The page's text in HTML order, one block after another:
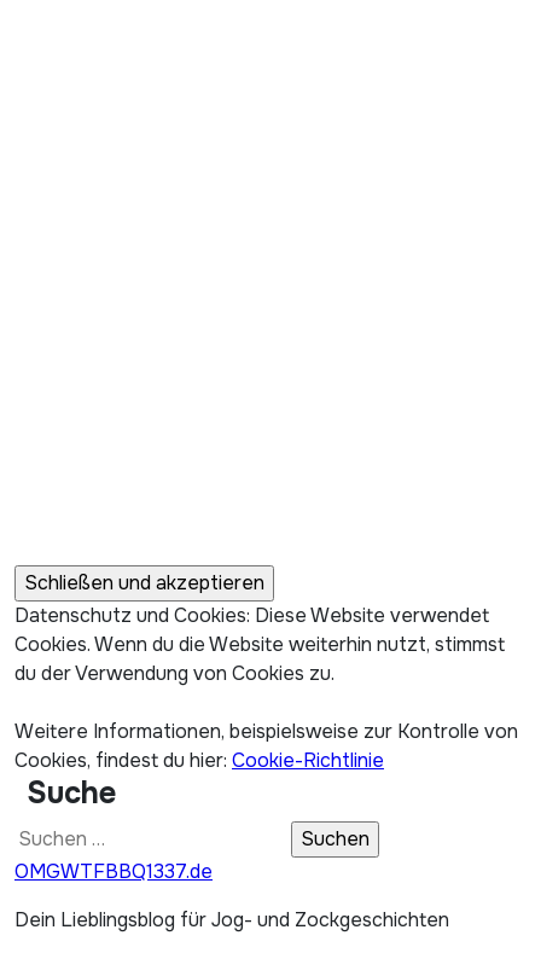
Datenschutz und Cookies: Diese Website verwendet
Cookies. Wenn du die Website weiterhin nutzt, stimmst
du der Verwendung von Cookies zu.
Weitere Informationen, beispielsweise zur Kontrolle von
Cookies, findest du hier: Cookie-Richtlinie
Suche
Suchen
nach:
OMGWTFBBQ1337.de
Dein Lieblingsblog für Jog- und Zockgeschichten